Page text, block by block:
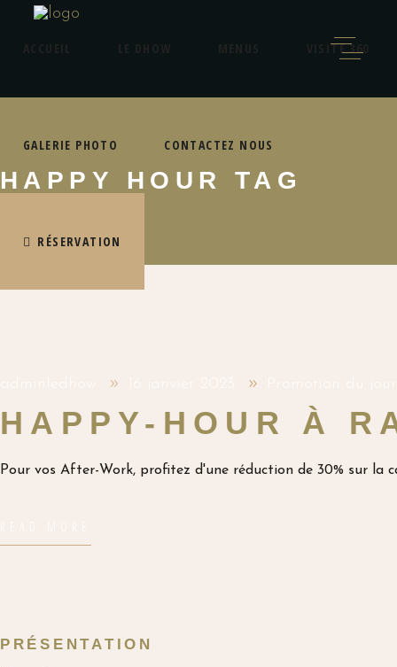
VISITE 360
GALERIE PHOTO CONTACTEZ NOUS
RÉSERVATION
HAPPY HOUR TAG
HAPPY-HOUR À
Pour vos After-Work, profitez d'une réduction de 30% sur la
PRÉSENTATION